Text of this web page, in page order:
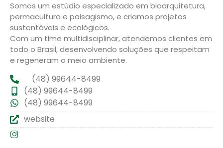
Somos um estúdio especializado em bioarquitetura,
permacultura e paisagismo, e criamos projetos
sustentáveis e ecológicos.
Com um time multidisciplinar, atendemos clientes em
todo o Brasil, desenvolvendo soluções que respeitam
e regeneram o meio ambiente.
(48) 99644-8499
(48) 99644-8499
(48) 99644-8499
website